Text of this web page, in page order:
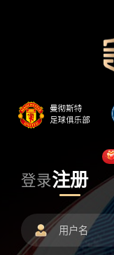
登录注册